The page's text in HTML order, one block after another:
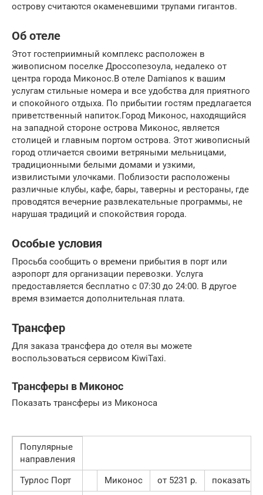
острову считаются окаменевшими трупами гигантов.
Об отеле
Этот гостеприимный комплекс расположен в
живописном поселке Дроссопезоула, недалеко от
центра города Миконос.В отеле Damianos к вашим
услугам стильные номера и все удобства для приятного
и спокойного отдыха. По прибытии гостям предлагается
приветственный напиток.Город Миконос, находящийся
на западной стороне острова Миконос, является
столицей и главным портом острова. Этот живописный
город отличается своими ветряными мельницами,
традиционными белыми домами и узкими,
извилистыми улочками. Поблизости расположены
различные клубы, кафе, бары, таверны и рестораны, где
проводятся вечерние развлекательные программы, не
нарушая традиций и спокойствия города.
Особые условия
Просьба сообщить о времени прибытия в порт или
аэропорт для организации перевозки. Услуга
предоставляется бесплатно с 07:30 до 24:00. В другое
время взимается дополнительная плата.
Трансфер
Для заказа трансфера до отеля вы можете
воспользоваться сервисом KiwiTaxi.
Трансферы в Миконос
Показать трансферы из Миконоса
Популярные
направления
Турлос Порт
Миконос от 5231 p. показать